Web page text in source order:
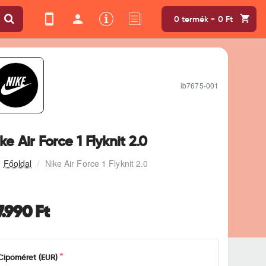
0 termék - 0 Ft
Nike Air Force 1 Flyknit 2.0
Air Force 1 Flyknit 2.0
ib7675-001
Ft
(EUR)